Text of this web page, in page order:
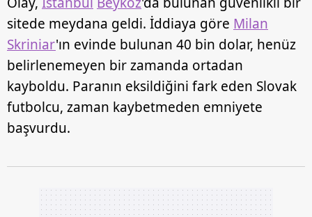
sitede meydana geldi. İddiaya göre Milan
Skriniar'ın evinde bulunan 40 bin dolar, henüz
belirlenemeyen bir zamanda ortadan
kayboldu. Paranın eksildiğini fark eden Slovak
futbolcu, zaman kaybetmeden emniyete
başvurdu.